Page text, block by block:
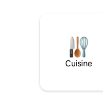
Cuisine